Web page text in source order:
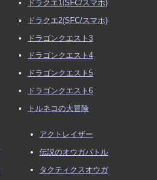
ドラクエ1(SFC/スマホ)
ドラクエ2(SFC/スマホ)
ドラゴンクエスト3
ドラゴンクエスト4
ドラゴンクエスト5
ドラゴンクエスト6
トルネコの大冒険
アクトレイザー
伝説のオウガバトル
タクティクスオウガ